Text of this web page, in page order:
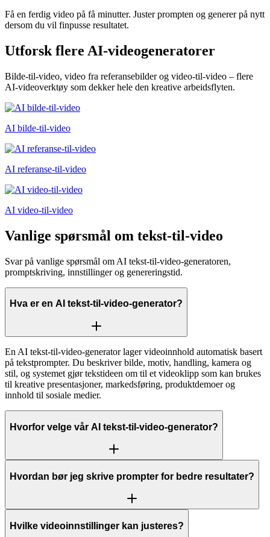
Få en ferdig video på få minutter. Juster prompten og generer på nytt
dersom du vil finpusse resultatet.
Utforsk flere AI-videogeneratorer
Bilde-til-video, video fra referansebilder og video-til-video – flere
AI-videoverktøy som dekker hele den kreative arbeidsflyten.
AI bilde-til-video
AI referanse-til-video
AI video-til-video
Vanlige spørsmål om tekst-til-video
Svar på vanlige spørsmål om AI tekst-til-video-generatoren,
promptskriving, innstillinger og genereringstid.
Hva er en AI tekst-til-video-generator?
En AI tekst-til-video-generator lager videoinnhold automatisk basert
på tekstprompter. Du beskriver bilde, motiv, handling, kamera og
stil, og systemet gjør tekstideen om til et videoklipp som kan brukes
til kreative presentasjoner, markedsføring, produktdemoer og
innhold til sosiale medier.
Hvorfor velge vår AI tekst-til-video-generator?
Hvordan bør jeg skrive prompter for bedre resultater?
Hvilke videoinnstillinger kan justeres?